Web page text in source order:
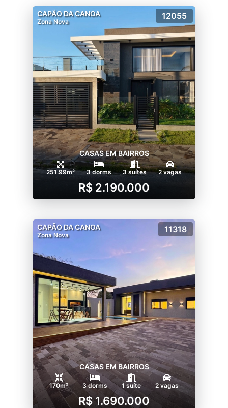
CAPÃO DA CANOA
Zona Nova
12055
CASAS EM BAIRROS
251.99m² 3 dorms 3 suítes 2 vagas
R$ 2.190.000
CAPÃO DA CANOA
Zona Nova
11318
CASAS EM BAIRROS
170m² 3 dorms 1 suíte 2 vagas
R$ 1.690.000